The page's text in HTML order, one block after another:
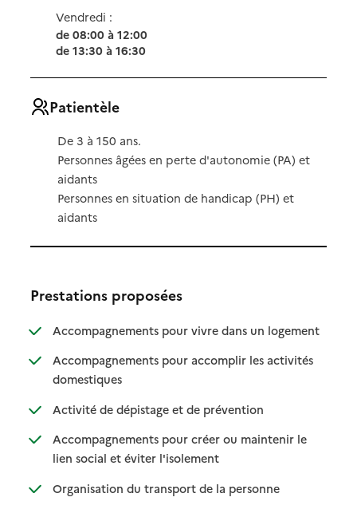
Vendredi :
de 08:00 à 12:00
de 13:30 à 16:30
Patientèle
De 3 à 150 ans.
Personnes âgées en perte d'autonomie (PA) et
aidants
Personnes en situation de handicap (PH) et
aidants
Prestations proposées
Accompagnements pour vivre dans un logement
:
: non
Accompagnements pour accomplir les activités
domestiques: disponible
: non disponible
Activité de dépistage et de prévention: disponible
: non disponible
Accompagnements pour créer ou maintenir le
lien social et éviter l'isolement: disponible
: non disponible
Organisation du transport de la personne: disponible
: non disponible